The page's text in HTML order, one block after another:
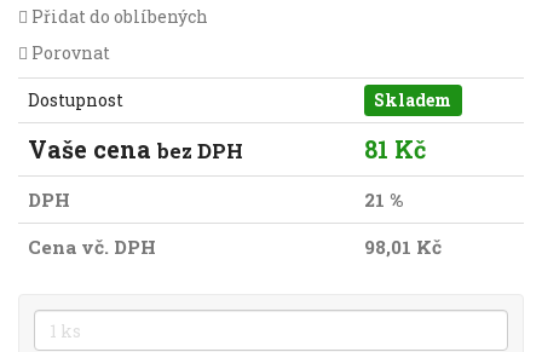
Přidat do oblíbených
Porovnat
Dostupnost Skladem
Vaše cena bez DPH 81 Kč
DPH
21 %
Cena vč. DPH
98,01 Kč